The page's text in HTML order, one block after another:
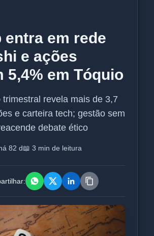
entra em rede
e ações
5,4% em Tóquio
trimestral revela mais de 3,7
e carteira tech; gestão sem
debate ético
82 d📖 3 min de leitura